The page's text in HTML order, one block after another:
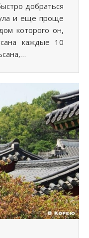
добраться
и еще проще
которого он,
каждые 10